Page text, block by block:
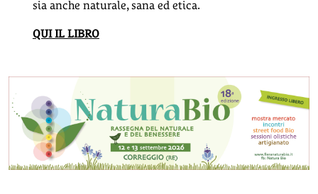
sia anche naturale, sana ed etica.
QUI IL LIBRO